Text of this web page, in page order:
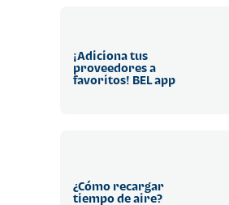
¡Adiciona tus
proveedores a
favoritos! BEL app
¿Cómo recargar
tiempo de aire?